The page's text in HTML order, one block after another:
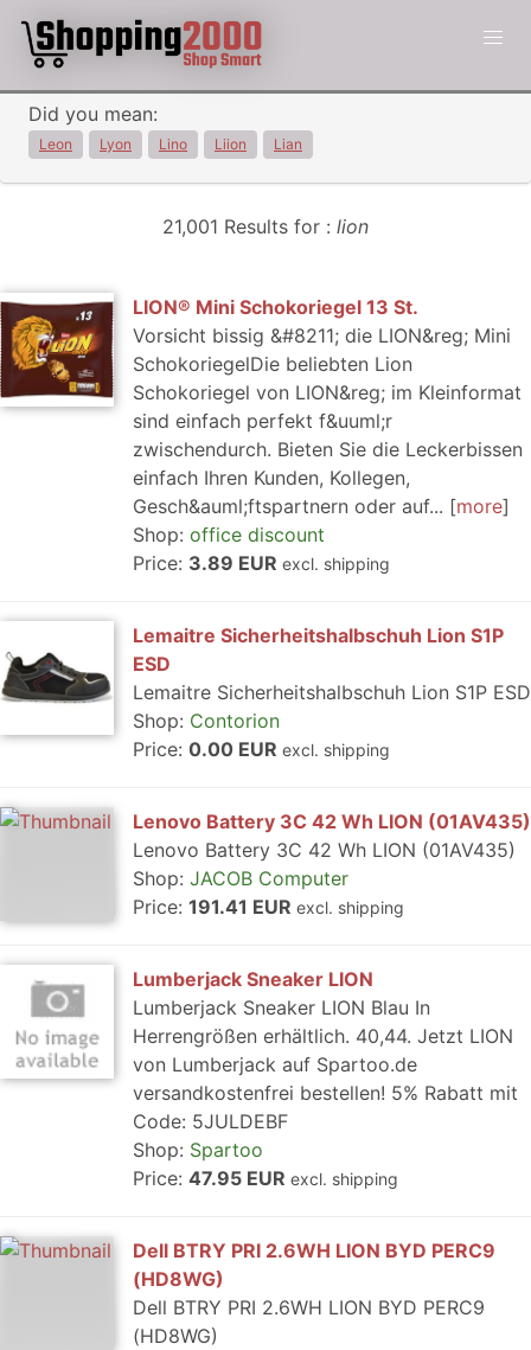
Did you mean:
Leon Lyon Lino Liion Lian
21,001 Results for : lion
LION® Mini Schokoriegel 13 St.
Vorsicht bissig &#8211; die LION&reg; Mini
SchokoriegelDie beliebten Lion
Schokoriegel von LION&reg; im Kleinformat
sind einfach perfekt f&uuml;r
zwischendurch. Bieten Sie die Leckerbissen
einfach Ihren Kunden, Kollegen,
Gesch&auml;ftspartnern oder auf...
more
Shop: office discount
Price: 3.89 EUR excl. shipping
Lemaitre Sicherheitshalbschuh Lion S1P
ESD
Lemaitre Sicherheitshalbschuh Lion S1P ESD
Shop: Contorion
Price: 0.00 EUR excl. shipping
Lenovo Battery 3C 42 Wh LION (01AV435)
Lenovo Battery 3C 42 Wh LION (01AV435)
Shop: JACOB Computer
Price: 191.41 EUR excl. shipping
Lumberjack Sneaker LION
Lumberjack Sneaker LION Blau In
Herrengrößen erhältlich. 40,44. Jetzt LION
von Lumberjack auf Spartoo.de
versandkostenfrei bestellen! 5% Rabatt mit
Code: 5JULDEBF
Shop: Spartoo
Price: 47.95 EUR excl. shipping
Dell BTRY PRI 2.6WH LION BYD PERC9
(HD8WG)
Dell BTRY PRI 2.6WH LION BYD PERC9
(HD8WG)